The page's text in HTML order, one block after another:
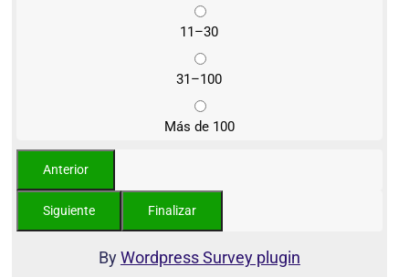
11–30
31–100
Más de 100
ByWordpress Survey plugin